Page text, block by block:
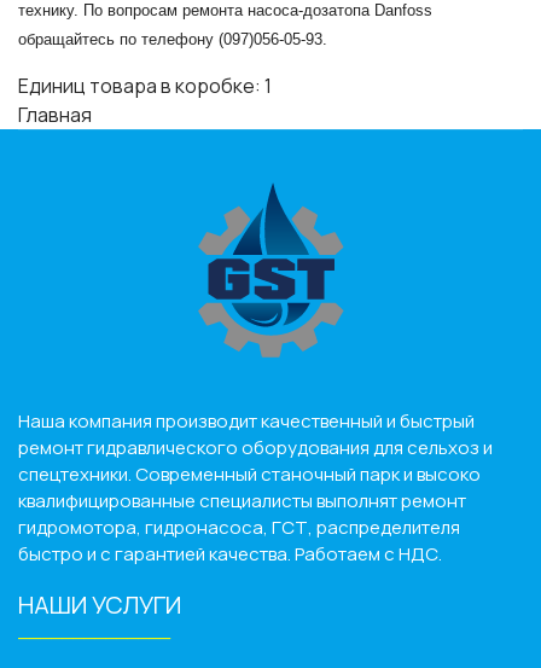
технику. По вопросам ремонта насоса-дозатопа Danfoss
обращайтесь по телефону (097)056-05-93.
Единиц товара в коробке: 1
Главная
Наша компания производит качественный и быстрый
ремонт гидравлического оборудования для сельхоз и
спецтехники. Современный станочный парк и высоко
квалифицированные специалисты выполнят ремонт
гидромотора, гидронасоса, ГСТ, распределителя
быстро и с гарантией качества. Работаем с НДС.
НАШИ УСЛУГИ